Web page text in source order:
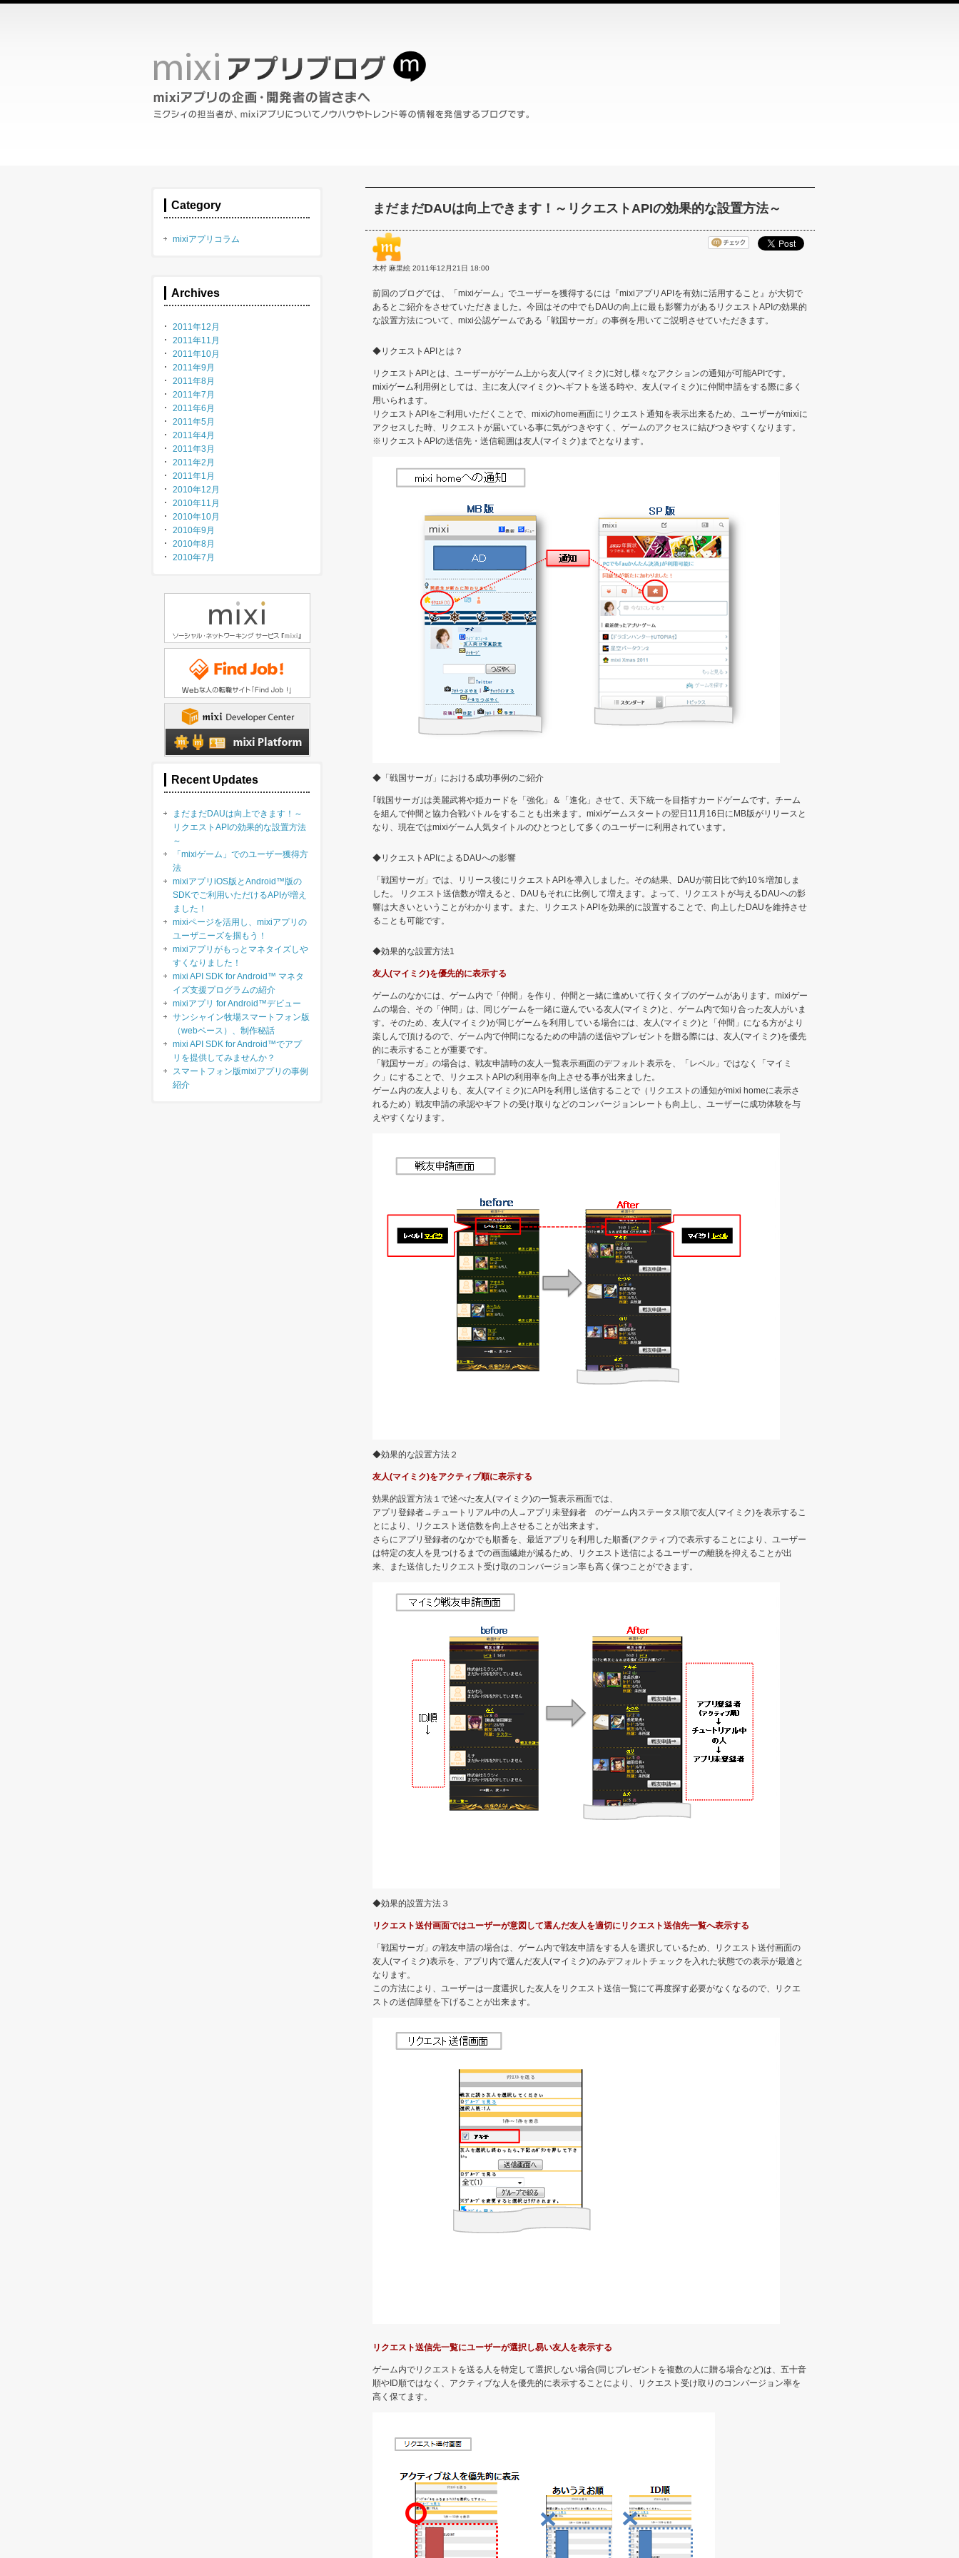
Category
mixiアプリコラム
Archives
2011年12月
2011年11月
2011年10月
2011年9月
2011年8月
2011年7月
2011年6月
2011年5月
2011年4月
2011年3月
2011年2月
2011年1月
2010年12月
2010年11月
2010年10月
2010年9月
2010年8月
2010年7月
Recent Updates
まだまだDAUは向上できます！～
リクエストAPIの効果的な設置方法
～
「mixiゲーム」でのユーザー獲得方
法
mixiアプリiOS版とAndroid™版の
SDKでご利用いただけるAPIが増え
ました！
mixiページを活用し、mixiアプリの
ユーザニーズを掴もう！
mixiアプリがもっとマネタイズしや
すくなりました！
mixi API SDK for Android™ マネタ
イズ支援プログラムの紹介
mixiアプリ for Android™デビュー
サンシャイン牧場スマートフォン版
（webベース）、制作秘話
mixi API SDK for Android™でアプ
リを提供してみませんか？
スマートフォン版mixiアプリの事例
紹介
まだまだDAUは向上できます！～リクエストAPIの効果的な設置方法～
木村 麻里絵 2011年12月21日 18:00
前回のブログでは、「mixiゲーム」でユーザーを獲得するには『mixiアプリAPIを有効に活用すること』が大切で
あるとご紹介をさせていただきました。今回はその中でもDAUの向上に最も影響力があるリクエストAPIの効果的
な設置方法について、mixi公認ゲームである「戦国サーガ」の事例を用いてご説明させていただきます。
◆リクエストAPIとは？
リクエストAPIとは、ユーザーがゲーム上から友人(マイミク)に対し様々なアクションの通知が可能APIです。
mixiゲーム利用例としては、主に友人(マイミク)へギフトを送る時や、友人(マイミク)に仲間申請をする際に多く
用いられます。
リクエストAPIをご利用いただくことで、mixiのhome画面にリクエスト通知を表示出来るため、ユーザーがmixiに
アクセスした時、リクエストが届いている事に気がつきやすく、ゲームのアクセスに結びつきやすくなります。
※リクエストAPIの送信先・送信範囲は友人(マイミク)までとなります。
◆「戦国サーガ」における成功事例のご紹介
｢戦国サーガ｣は美麗武将や姫カードを「強化」＆「進化」させて、天下統一を目指すカードゲームです。チーム
を組んで仲間と協力合戦バトルをすることも出来ます。mixiゲームスタートの翌日11月16日にMB版がリリースと
なり、現在ではmixiゲーム人気タイトルのひとつとして多くのユーザーに利用されています。
◆リクエストAPIによるDAUへの影響
「戦国サーガ」では、リリース後にリクエストAPIを導入しました。その結果、DAUが前日比で約10％増加しま
した。 リクエスト送信数が増えると、DAUもそれに比例して増えます。よって、リクエストが与えるDAUへの影
響は大きいということがわかります。また、リクエストAPIを効果的に設置することで、向上したDAUを維持させ
ることも可能です。
◆効果的な設置方法1
友人(マイミク)を優先的に表示する
ゲームのなかには、ゲーム内で「仲間」を作り、仲間と一緒に進めいて行くタイプのゲームがあります。mixiゲー
ムの場合、その「仲間」は、同じゲームを一緒に遊んでいる友人(マイミク)と、ゲーム内で知り合った友人がいま
す。そのため、友人(マイミク)が同じゲームを利用している場合には、友人(マイミク)と「仲間」になる方がより
楽しんで頂けるので、ゲーム内で仲間になるための申請の送信やプレゼントを贈る際には、友人(マイミク)を優先
的に表示することが重要です。
「戦国サーガ」の場合は、戦友申請時の友人一覧表示画面のデフォルト表示を、「レベル」ではなく「マイミ
ク」にすることで、リクエストAPIの利用率を向上させる事が出来ました。
ゲーム内の友人よりも、友人(マイミク)にAPIを利用し送信することで（リクエストの通知がmixi homeに表示さ
れるため）戦友申請の承認やギフトの受け取りなどのコンバージョンレートも向上し、ユーザーに成功体験を与
えやすくなります。
◆効果的な設置方法２
友人(マイミク)をアクティブ順に表示する
効果的設置方法１で述べた友人(マイミク)の一覧表示画面では、
アプリ登録者→チュートリアル中の人→アプリ未登録者 のゲーム内ステータス順で友人(マイミク)を表示するこ
とにより、リクエスト送信数を向上させることが出来ます。
さらにアプリ登録者のなかでも順番を、最近アプリを利用した順番(アクティブ)で表示することにより、ユーザー
は特定の友人を見つけるまでの画面繊維が減るため、リクエスト送信によるユーザーの離脱を抑えることが出
来、また送信したリクエスト受け取のコンバージョン率も高く保つことができます。
◆効果的設置方法３
リクエスト送付画面ではユーザーが意図して選んだ友人を適切にリクエスト送信先一覧へ表示する
「戦国サーガ」の戦友申請の場合は、ゲーム内で戦友申請をする人を選択しているため、リクエスト送付画面の
友人(マイミク)表示を、アプリ内で選んだ友人(マイミク)のみデフォルトチェックを入れた状態での表示が最適と
なります。
この方法により、ユーザーは一度選択した友人をリクエスト送信一覧にて再度探す必要がなくなるので、リクエ
ストの送信障壁を下げることが出来ます。
リクエスト送信先一覧にユーザーが選択し易い友人を表示する
ゲーム内でリクエストを送る人を特定して選択しない場合(同じプレゼントを複数の人に贈る場合など)は、五十音
順やID順ではなく、アクティブな人を優先的に表示することにより、リクエスト受け取りのコンバージョン率を
高く保てます。